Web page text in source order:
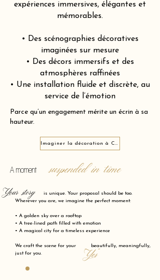
expériences immersives, élégantes et
mémorables.
• Des scénographies décoratives
imaginées sur mesure
• Des décors immersifs et des
atmosphères raffinées
• Une installation fluide et discrète, au
service de l’émotion
Parce qu’un engagement mérite un écrin à sa
hauteur.
Imaginer la décoration à Capbreton 40130
A moment suspended in time
is unique. Your proposal should be too.
Wherever you are, we imagine the perfect moment:
• A golden sky over a rooftop
• A tree-lined path filled with emotion
• A magical city for a timeless experience
We craft the scene for your beautifully, meaningfully,
just for you.
"Yes"
Your story